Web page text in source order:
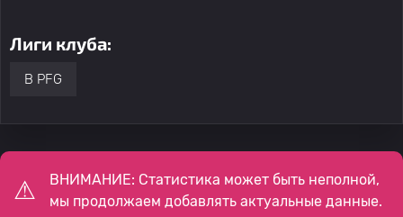
Лиги клуба:
B PFG
ВНИМАНИЕ: Статистика может быть неполной,
мы продолжаем добавлять актуальные данные.